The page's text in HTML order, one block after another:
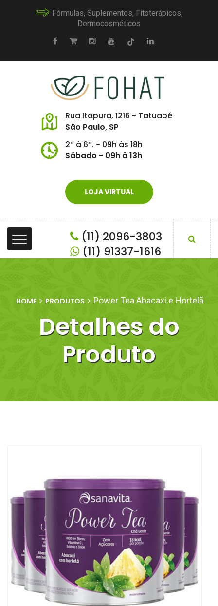
Fórmulas, Suplementos, Fitoterápicos,
Dermocosméticos
Rua Itapura, 1216 - Tatuapé
São Paulo, SP
2ª à 6ª. - 09h às 18h
Sábado - 09h à 13h
LOJA VIRTUAL
(11) 2096-3803
(11) 91337-1616
HOME PRODUTOS Power Tea Abacaxi e Hortelã
Detalhes do
Produto